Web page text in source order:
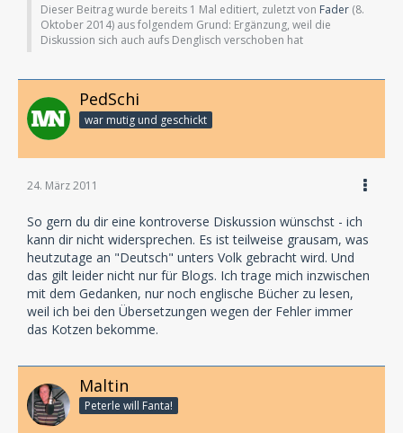
Dieser Beitrag wurde bereits 1 Mal editiert, zuletzt von Fader (8.
Oktober 2014) aus folgendem Grund: Ergänzung, weil die
Diskussion sich auch aufs Denglisch verschoben hat
PedSchi
war mutig und geschickt
24. März 2011
So gern du dir eine kontroverse Diskussion wünschst - ich
kann dir nicht widersprechen. Es ist teilweise grausam, was
heutzutage an "Deutsch" unters Volk gebracht wird. Und
das gilt leider nicht nur für Blogs. Ich trage mich inzwischen
mit dem Gedanken, nur noch englische Bücher zu lesen,
weil ich bei den Übersetzungen wegen der Fehler immer
das Kotzen bekomme.
Maltin
Peterle will Fanta!